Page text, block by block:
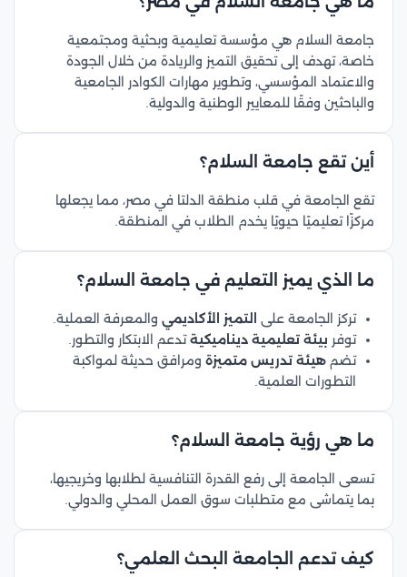
جامعة السلام هي مؤسسة تعليمية وبحثية ومجتمعية
خاصة، تهدف إلى تحقيق التميز والريادة من خلال الجودة
والاعتماد المؤسسي، وتطوير مهارات الكوادر الجامعية
والباحثين وفقًا للمعايير الوطنية والدولية.
أين تقع جامعة السلام؟
تقع الجامعة في قلب منطقة الدلتا في مصر، مما يجعلها
مركزًا تعليميًا حيويًا يخدم الطلاب في المنطقة.
ما الذي يميز التعليم في جامعة السلام؟
تركز الجامعة على التميز الأكاديمي والمعرفة العملية.
توفر بيئة تعليمية ديناميكيةتدعم الابتكار والتطور.
تضم هيئة تدريس متميزة ومرافق حديثة لمواكبة
التطورات العلمية.
ما هي رؤية جامعة السلام؟
تسعى الجامعة إلى رفع القدرة التنافسية لطلابها وخريجيها،
بما يتماشى مع متطلبات سوق العمل المحلي والدولي.
كيف تدعم الجامعة البحث العلمي؟